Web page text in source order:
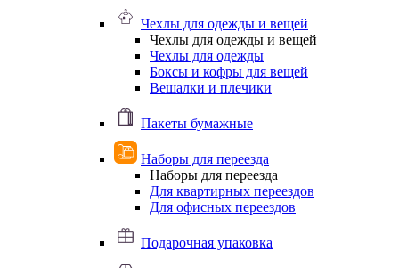
Чехлы для одежды и вещей
Чехлы для одежды и вещей
Чехлы для одежды
Боксы и кофры для вещей
Вешалки и плечики
Пакеты бумажные
Наборы для переезда
Наборы для переезда
Для квартирных переездов
Для офисных переездов
Подарочная упаковка